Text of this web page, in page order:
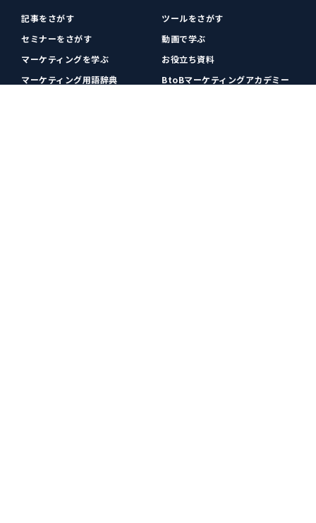
記事をさがす
ツールをさがす
セミナーをさがす
動画で学ぶ
マーケティングを学ぶ
お役立ち資料
マーケティング用語辞典
BtoBマーケティングアカデミー